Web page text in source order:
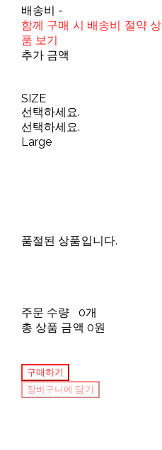
배송비 -
함께 구매 시 배송비 절약 상
품 보기
추가 금액
SIZE
선택하세요.
선택하세요.
Large
품절된 상품입니다.
주문 수량
0개
총 상품 금액 0원
구매하기
장바구니에 담기